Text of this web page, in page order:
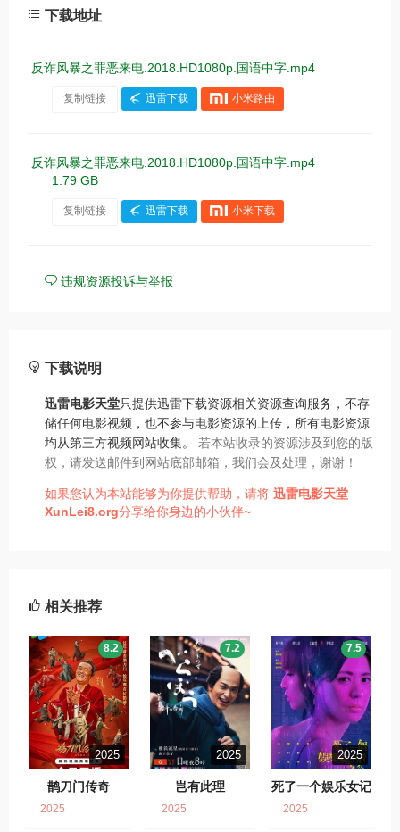
下载地址
反诈风暴之罪恶来电.2018.HD1080p.国语中字.mp4
复制链接 迅雷下载 小米路由
反诈风暴之罪恶来电.2018.HD1080p.国语中字.mp4
1.79 GB
复制链接 迅雷下载 小米下载
违规资源投诉与举报
下载说明
迅雷电影天堂只提供迅雷下载资源相关资源查询服务，不存
储任何电影视频，也不参与电影资源的上传，所有电影资源
均从第三方视频网站收集。 若本站收录的资源涉及到您的版
权，请发送邮件到网站底部邮箱，我们会及处理，谢谢！
如果您认为本站能够为你提供帮助，请将 迅雷电影天堂
XunLei8.org分享给你身边的小伙伴~
相关推荐
2025
鹊刀门传奇
8.2
2025
2025
岂有此理
7.2
2025
2025
死了一个娱乐女记
者之后
7.5
2025